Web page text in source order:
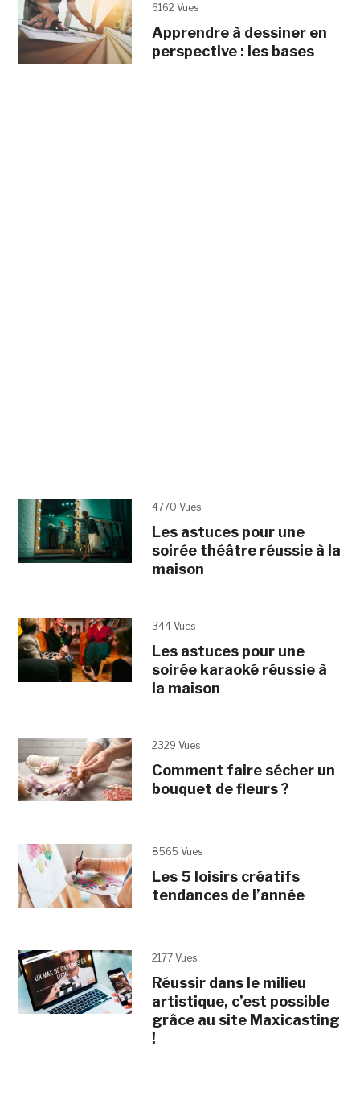
6162 Vues
Apprendre à dessiner en
perspective : les bases
4770 Vues
Les astuces pour une
soirée théâtre réussie à la
maison
344 Vues
Les astuces pour une
soirée karaoké réussie à
la maison
2329 Vues
Comment faire sécher un
bouquet de fleurs ?
8565 Vues
Les 5 loisirs créatifs
tendances de l’année
2177 Vues
Réussir dans le milieu
artistique, c’est possible
grâce au site Maxicasting
!